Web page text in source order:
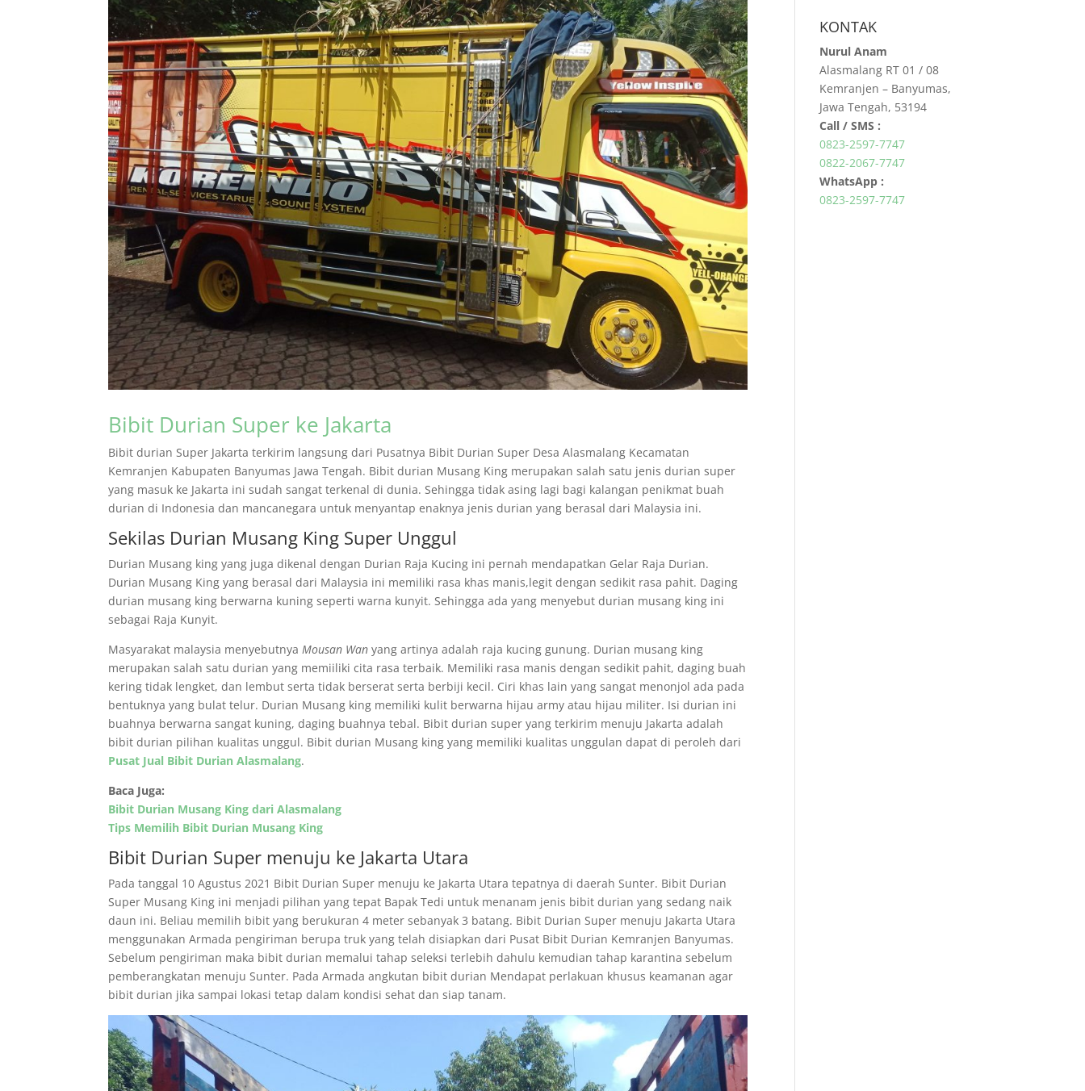
Bibit Durian Super ke Jakarta
Bibit durian Super Jakarta terkirim langsung dari Pusatnya Bibit Durian Super Desa Alasmalang Kecamatan
Kemranjen Kabupaten Banyumas Jawa Tengah. Bibit durian Musang King merupakan salah satu jenis durian super
yang masuk ke Jakarta ini sudah sangat terkenal di dunia. Sehingga tidak asing lagi bagi kalangan penikmat buah
durian di Indonesia dan mancanegara untuk menyantap enaknya jenis durian yang berasal dari Malaysia ini.
Sekilas Durian Musang King Super Unggul
Durian Musang king yang juga dikenal dengan Durian Raja Kucing ini pernah mendapatkan Gelar Raja Durian.
Durian Musang King yang berasal dari Malaysia ini memiliki rasa khas manis,legit dengan sedikit rasa pahit. Daging
durian musang king berwarna kuning seperti warna kunyit. Sehingga ada yang menyebut durian musang king ini
sebagai Raja Kunyit.
Masyarakat malaysia menyebutnyaMousan Wan yang artinya adalah raja kucing gunung. Durian musang king
merupakan salah satu durian yang memiiliki cita rasa terbaik. Memiliki rasa manis dengan sedikit pahit, daging buah
kering tidak lengket, dan lembut serta tidak berserat serta berbiji kecil. Ciri khas lain yang sangat menonjol ada pada
bentuknya yang bulat telur. Durian Musang king memiliki kulit berwarna hijau army atau hijau militer. Isi durian ini
buahnya berwarna sangat kuning, daging buahnya tebal. Bibit durian super yang terkirim menuju Jakarta adalah
bibit durian pilihan kualitas unggul. Bibit durian Musang king yang memiliki kualitas unggulan dapat di peroleh dari
Pusat Jual Bibit Durian Alasmalang.
Baca Juga:
Bibit Durian Musang King dari Alasmalang
Tips Memilih Bibit Durian Musang King
Bibit Durian Super menuju ke Jakarta Utara
Pada tanggal 10 Agustus 2021 Bibit Durian Super menuju ke Jakarta Utara tepatnya di daerah Sunter. Bibit Durian
Super Musang King ini menjadi pilihan yang tepat Bapak Tedi untuk menanam jenis bibit durian yang sedang naik
daun ini. Beliau memilih bibit yang berukuran 4 meter sebanyak 3 batang. Bibit Durian Super menuju Jakarta Utara
menggunakan Armada pengiriman berupa truk yang telah disiapkan dari Pusat Bibit Durian Kemranjen Banyumas.
Sebelum pengiriman maka bibit durian memalui tahap seleksi terlebih dahulu kemudian tahap karantina sebelum
pemberangkatan menuju Sunter. Pada Armada angkutan bibit durian Mendapat perlakuan khusus keamanan agar
bibit durian jika sampai lokasi tetap dalam kondisi sehat dan siap tanam.
KONTAK
Nurul Anam
Alasmalang RT 01 / 08
Kemranjen – Banyumas,
Jawa Tengah, 53194
Call / SMS :
0823-2597-7747
0822-2067-7747
WhatsApp :
0823-2597-7747